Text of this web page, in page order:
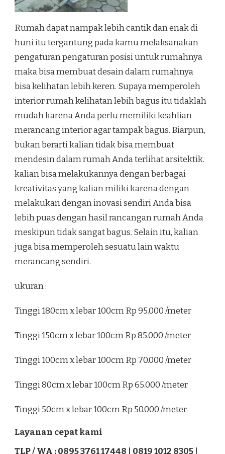
Rumah dapat nampak lebih cantik dan enak di
huni itu tergantung pada kamu melaksanakan
pengaturan pengaturan posisi untuk rumahnya
maka bisa membuat desain dalam rumahnya
bisa kelihatan lebih keren. Supaya memperoleh
interior rumah kelihatan lebih bagus itu tidaklah
mudah karena Anda perlu memiliki keahlian
merancang interior agar tampak bagus. Biarpun,
bukan berarti kalian tidak bisa membuat
mendesin dalam rumah Anda terlihat arsitektik.
kalian bisa melakukannya dengan berbagai
kreativitas yang kalian miliki karena dengan
melakukan dengan inovasi sendiri Anda bisa
lebih puas dengan hasil rancangan rumah Anda
meskipun tidak sangat bagus. Selain itu, kalian
juga bisa memperoleh sesuatu lain waktu
merancang sendiri.
ukuran :
Tinggi 180cm x lebar 100cm Rp 95.000 /meter
Tinggi 150cm x lebar 100cm Rp 85.000 /meter
Tinggi 100cm x lebar 100cm Rp 70.000 /meter
Tinggi 80cm x lebar 100cm Rp 65.000 /meter
Tinggi 50cm x lebar 100cm Rp 50.000 /meter
Layanan cepat kami
TLP / WA : 0895 3761 17448 | 0819 1012 8305 |